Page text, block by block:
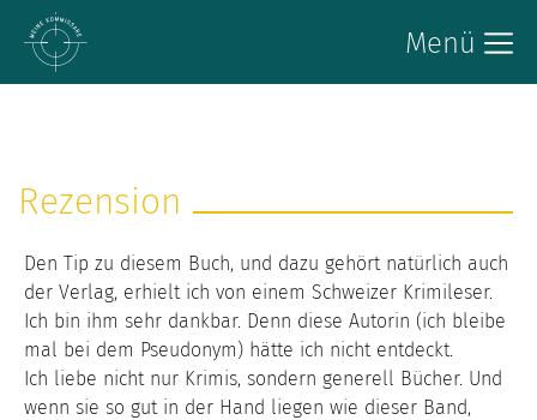
Menü
Rezension
Den Tip zu diesem Buch, und dazu gehört natürlich auch
der Verlag, erhielt ich von einem Schweizer Krimileser.
Ich bin ihm sehr dankbar. Denn diese Autorin (ich bleibe
mal bei dem Pseudonym) hätte ich nicht entdeckt.
Ich liebe nicht nur Krimis, sondern generell Bücher. Und
wenn sie so gut in der Hand liegen wie dieser Band,